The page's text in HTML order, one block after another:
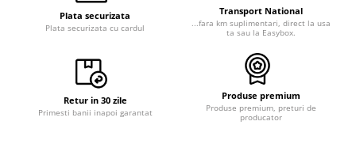
Plata securizata
Plata securizata cu cardul
Transport National
...fara km suplimentari, direct la usa
ta sau la Easybox.
Retur in 30 zile
Primesti banii inapoi garantat
Produse premium
Produse premium, preturi de
producator